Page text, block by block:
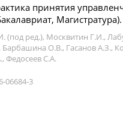
принятия
(под ред.), Москвитин Г.И.,
Барбашина О.В., Гасанов А.З.,
Федосеев С.А.
06684-3